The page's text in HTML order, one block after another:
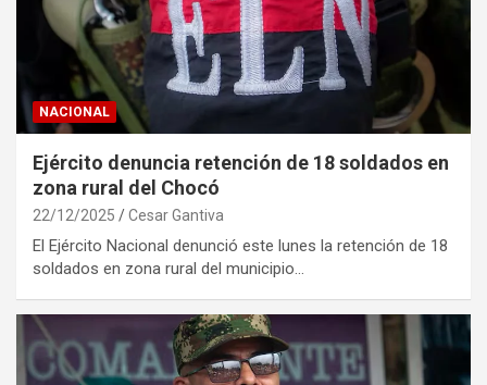
NACIONAL
Ejército denuncia retención de 18 soldados en
zona rural del Chocó
22/12/2025 Cesar Gantiva
El Ejército Nacional denunció este lunes la retención de 18
soldados en zona rural del municipio…